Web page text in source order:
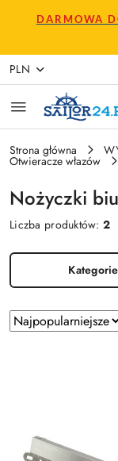
Przejdź do
Przejdź do
Przejdź do
Przejdź do
Przejdź do
DARMOWA
PLN
Strona główna
Otwieracze włazów
Nożyczki
Liczba produktów:2
Kategorie
Zastosowano
sortowanie:
Sortuj
według